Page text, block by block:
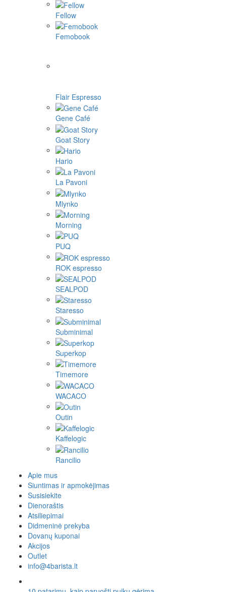
Fellow
Femobook
Flair Espresso
Gene Café
Goat Story
Hario
La Pavoni
Mlynko
Morning
PUQ
ROK espresso
SEALPOD
Staresso
Subminimal
Superkop
Timemore
WACACO
Outin
Kaffelogic
Rancilio
Apie mus
Siuntimas ir apmokėjimas
Susisiekite
Dienoraštis
Atsiliepimai
Didmeninė prekyba
Dovanų kuponai
Akcijos
Outlet
info@4barista.lt